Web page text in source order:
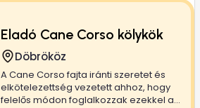
Eladó Cane Corso kölykök
Döbrököz
A Cane Corso fajta iránti szeretet és
elkötelezettség vezetett ahhoz, hogy
felelős módon foglalkozzak ezekkel a...